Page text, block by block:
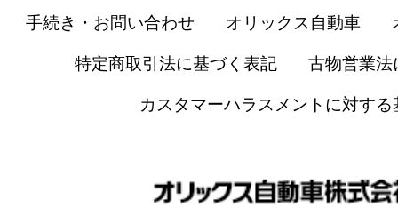
手続き・お問い合わせ オリックス自動車
特定商取引法に基づく表記 古物営業法
カスタマーハラスメントに対する